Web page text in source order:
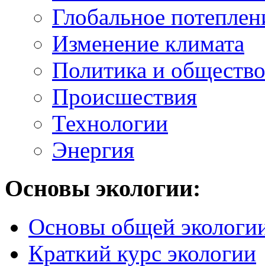
Глобальное
Изменение климата
Политика и общество
Происшествия
Технологии
Энергия
Основы экологии:
Основы общей
Краткий курс экологии